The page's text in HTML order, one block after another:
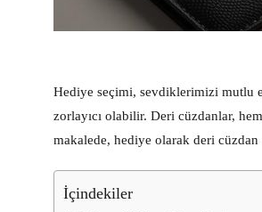
Hediye seçimi, sevdiklerimizi mutlu
zorlayıcı olabilir. Deri cüzdanlar,
makalede, hediye olarak deri
İçindekiler